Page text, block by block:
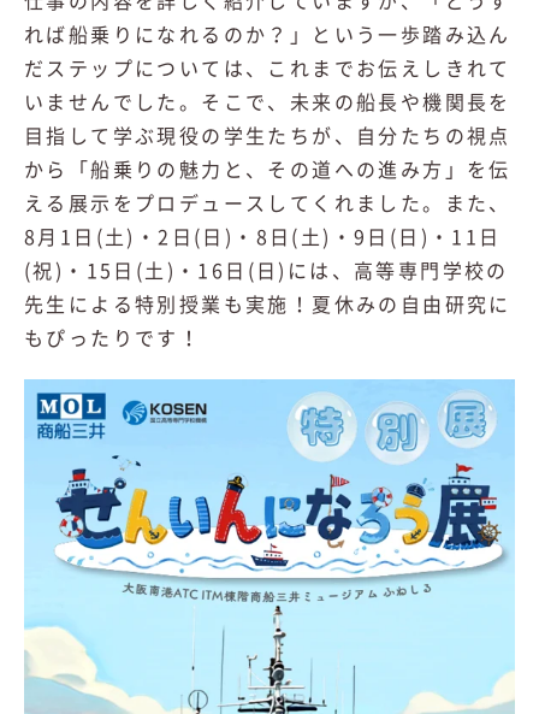
れば船乗りになれるのか？」という一歩踏み込ん
だステップについては、これまでお伝えしきれて
いませんでした。そこで、未来の船長や機関長を
目指して学ぶ現役の学生たちが、自分たちの視点
から「船乗りの魅力と、その道への進み方」を伝
える展示をプロデュースしてくれました。また、
8月1日(土)・2日(日)・8日(土)・9日(日)・11日
(祝)・15日(土)・16日(日)には、高等専門学校の
先生による特別授業も実施！夏休みの自由研究に
もぴったりです！